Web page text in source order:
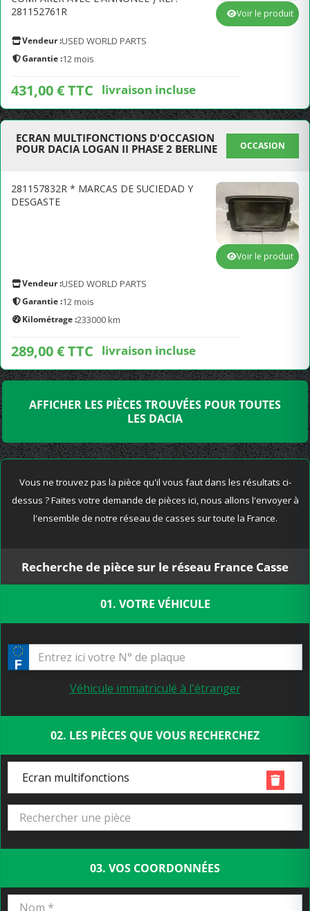
281152761R
Vendeur :USED WORLD PARTS
Garantie :12 mois
431,00 € TTC livraison incluse
Voir le produit
ECRAN MULTIFONCTIONS D'OCCASION
POUR DACIA LOGAN II PHASE 2 BERLINE
OCCASION
281157832R * MARCAS DE SUCIEDAD Y
DESGASTE
Vendeur :USED WORLD PARTS
Garantie :12 mois
Kilométrage :233000 km
289,00 € TTC livraison incluse
Voir le produit
AFFICHER LES PIÈCES TROUVÉES POUR TOUTES
LES DACIA
Vous ne trouvez pas la pièce qu'il vous faut dans les résultats ci-
dessus ? Faites votre demande de pièces ici, nous allons l'envoyer à
l'ensemble de notre réseau de casses sur toute la France.
Recherche de pièce sur le réseau France Casse
01. VOTRE VÉHICULE
Véhicule immatriculé à l'étranger
02. LES PIÈCES QUE VOUS RECHERCHEZ
Ecran multifonctions
03. VOS COORDONNÉES